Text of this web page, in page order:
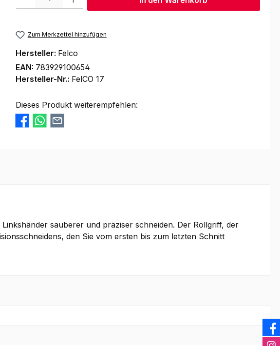
Zum Merkzettel hinzufügen
Hersteller: Felco
EAN: 783929100654
Hersteller-Nr.: FelCO 17
Dieses Produkt weiterempfehlen:
sauberer und präziser schneiden. Der Rollgriff, der
den Sie vom ersten bis zum letzten Schnitt